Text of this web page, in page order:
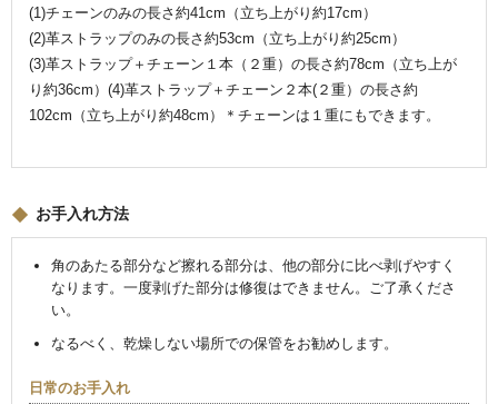
(1)チェーンのみの長さ約41cm（立ち上がり約17cm）
(2)革ストラップのみの長さ約53cm（立ち上がり約25cm）
(3)革ストラップ＋チェーン１本（２重）の長さ約78cm（立ち上が
り約36cm）(4)革ストラップ＋チェーン２本(２重）の長さ約
102cm（立ち上がり約48cm）＊チェーンは１重にもできます。
お手入れ方法
角のあたる部分など擦れる部分は、他の部分に比べ剥げやすく
なります。一度剥げた部分は修復はできません。ご了承くださ
い。
なるべく、乾燥しない場所での保管をお勧めします。
日常のお手入れ